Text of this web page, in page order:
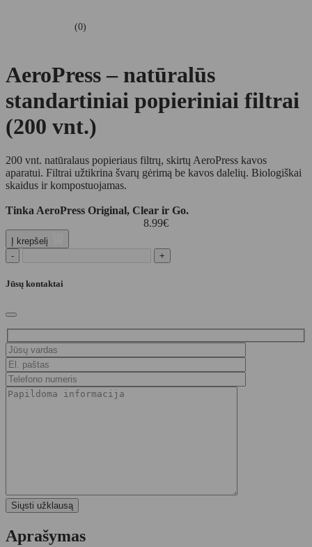
(0)
AeroPress – natūralūs
standartiniai popieriniai filtrai
(200 vnt.)
200 vnt. natūralaus popieriaus filtrų, skirtų AeroPress kavos
aparatui. Filtrai užtikrina švarų gėrimą be kavos dalelių. Biologiškai
skaidus ir kompostuojamas.
Tinka AeroPress Original, Clear ir Go.
8.99€
Į krepšelį
-
+
Jūsų kontaktai
Aprašymas